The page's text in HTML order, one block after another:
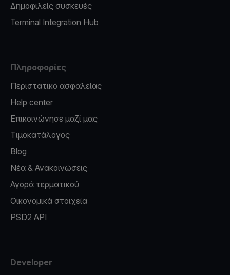
Δημοφιλείς συσκευές
Terminal Integration Hub
Πληροφορίες
Περιστατικό ασφαλείας
Help center
Επικοινώνησε μαζί μας
Τιμοκατάλογος
Blog
Νέα & Ανακοινώσεις
Αγορά τερματικού
Οικονομικά στοιχεία
PSD2 API
Developer